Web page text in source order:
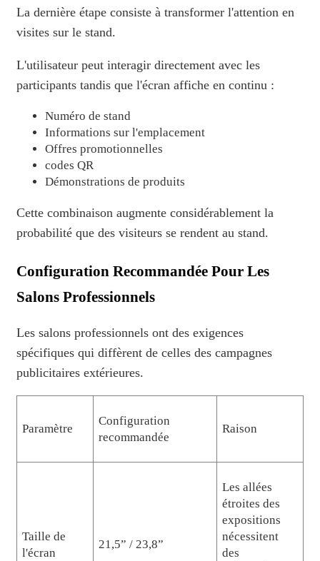
La dernière étape consiste à transformer l'attention en
visites sur le stand.
L'utilisateur peut interagir directement avec les
participants tandis que l'écran affiche en continu :
Numéro de stand
Informations sur l'emplacement
Offres promotionnelles
codes QR
Démonstrations de produits
Cette combinaison augmente considérablement la
probabilité que des visiteurs se rendent au stand.
Configuration Recommandée Pour Les
Salons Professionnels
Les salons professionnels ont des exigences
spécifiques qui diffèrent de celles des campagnes
publicitaires extérieures.
Paramètre
Configuration
recommandée
Raison
Taille de
l'écran
21,5” / 23,8”
Les allées
étroites des
expositions
nécessitent
des